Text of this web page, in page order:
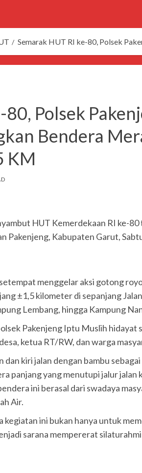
Semarak HUT RI ke-80, Polsek
Polsek
Bendera
KM
HUT Kemerdekaan RI ke-
Pakenjeng, Kabupaten Garut,
menggelar aksi gotong
±1,5 kilometer di sepanjang
Lembang, hingga Kampung
Pakenjeng Iptu Muslih hidayat
ketua RT/RW, dan warga
dan kiri jalan dengan bambu
panjang yang menutupi jalur jalan
ini berasal dari swadaya
Air.
kegiatan ini bukan hanya untuk
sarana mempererat